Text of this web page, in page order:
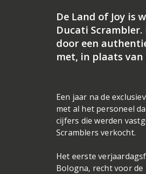
De Land of Joy is
Ducati
door een
met, in plaats van
Een jaar na de
met al het personeel
cijfers die werden
Scramblers verkocht.
Het eerste
Bologna, recht voor